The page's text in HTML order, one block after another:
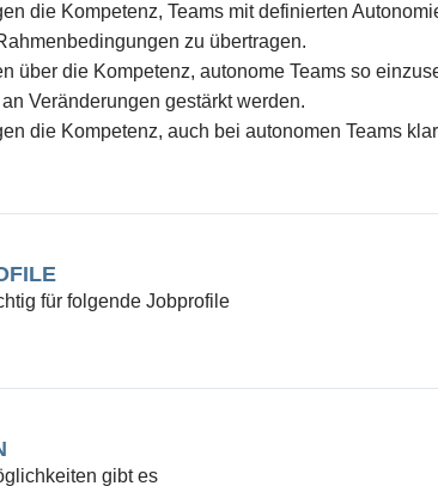
die Kompetenz, Teams mit definierten
zu übertragen.
über die Kompetenz, autonome Teams so
Veränderungen gestärkt werden.
die Kompetenz, auch bei autonomen Teams
für folgende Jobprofile
gibt es